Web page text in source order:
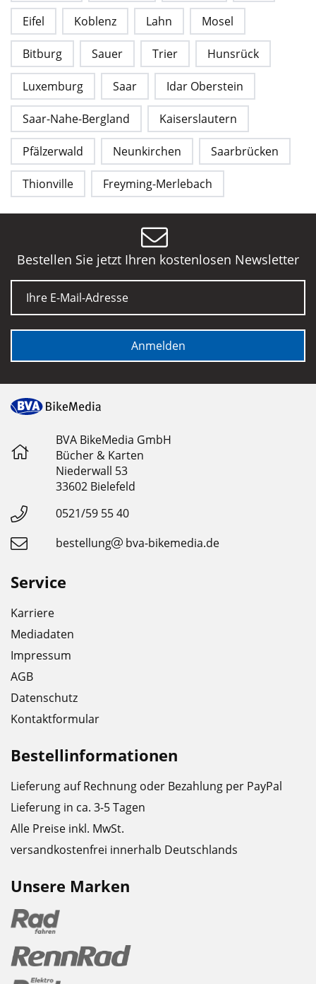
Eifel Koblenz Lahn Mosel
Bitburg Sauer Trier Hunsrück
Luxemburg Saar Idar Oberstein
Saar-Nahe-Bergland Kaiserslautern
Pfälzerwald Neunkirchen Saarbrücken
Thionville Freyming-Merlebach
Bestellen Sie jetzt Ihren kostenlosen Newsletter
E-Mail
Anmelden
BVA BikeMedia GmbH
Bücher & Karten
Niederwall 53
33602 Bielefeld
0521/59 55 40
bestellung
bva-bikemedia.de
Service
Karriere
Mediadaten
Impressum
AGB
Datenschutz
Kontaktformular
Bestellinformationen
Lieferung auf Rechnung oder Bezahlung per PayPal
Lieferung in ca. 3-5 Tagen
Alle Preise inkl. MwSt.
versandkostenfrei innerhalb Deutschlands
Unsere Marken